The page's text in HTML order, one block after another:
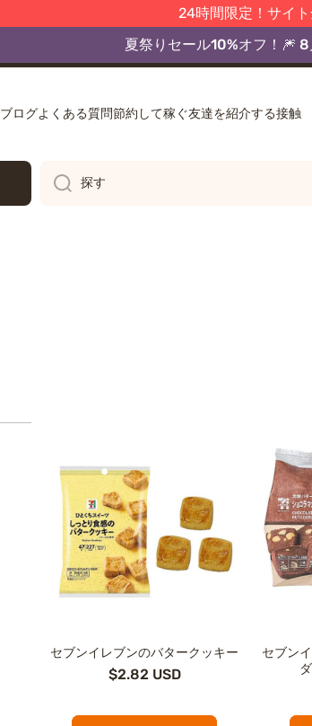
24時間限定！サイ
夏祭りセール10%オフ！
ニュースレター登
一部地域では一定金額以上のご
ブログよくある質問節約して稼ぐ友達を紹介する接触
探す
セブンイレブンのバタークッキー
$2.82 USD
セブン